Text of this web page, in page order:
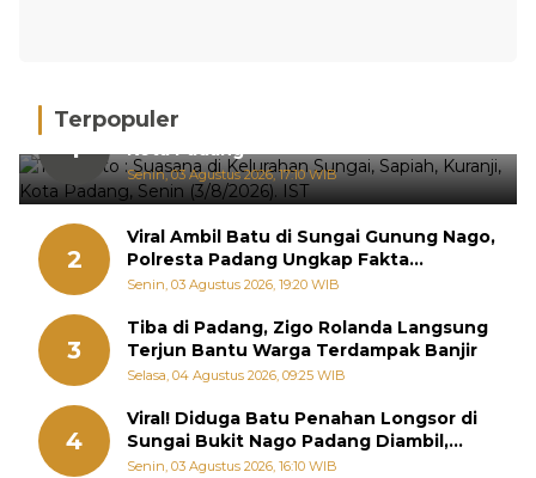
Terpopuler
1
Hujan Deras, 15 Titik Banjir Terdeteksi di
Kota Padang
Senin, 03 Agustus 2026, 17:10 WIB
2
Viral Ambil Batu di Sungai Gunung Nago,
Polresta Padang Ungkap Fakta
Sebenarnya
Senin, 03 Agustus 2026, 19:20 WIB
3
Tiba di Padang, Zigo Rolanda Langsung
Terjun Bantu Warga Terdampak Banjir
Selasa, 04 Agustus 2026, 09:25 WIB
4
Viral! Diduga Batu Penahan Longsor di
Sungai Bukit Nago Padang Diambil,
Warga Khawatir Bencana Terulang
Senin, 03 Agustus 2026, 16:10 WIB